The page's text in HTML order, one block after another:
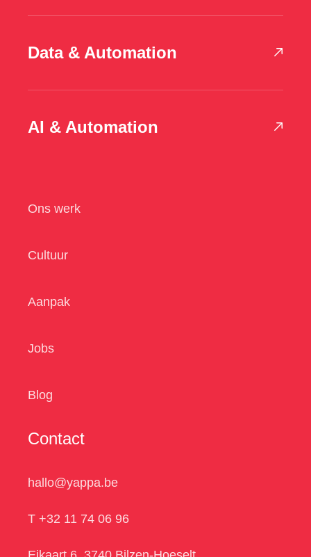
Data & Automation
AI & Automation
Ons werk
Cultuur
Aanpak
Jobs
Blog
Contact
hallo@yappa.be
T +32 11 74 06 96